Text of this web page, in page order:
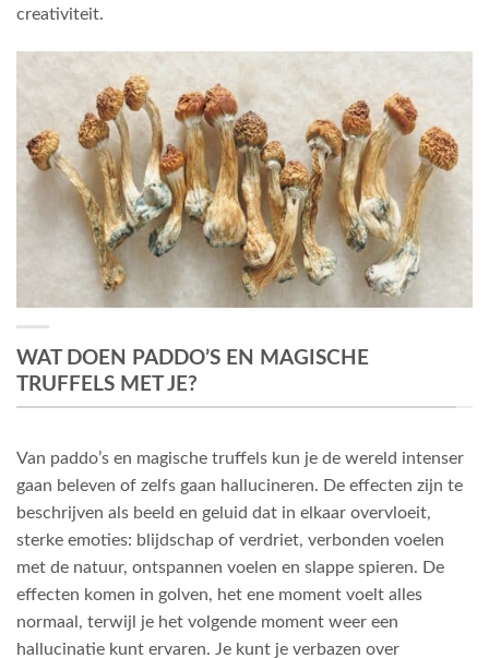
creativiteit.
WAT DOEN PADDO’S EN MAGISCHE
TRUFFELS MET JE?
Van paddo’s en magische truffels kun je de wereld intenser
gaan beleven of zelfs gaan hallucineren. De effecten zijn te
beschrijven als beeld en geluid dat in elkaar overvloeit,
sterke emoties: blijdschap of verdriet, verbonden voelen
met de natuur, ontspannen voelen en slappe spieren. De
effecten komen in golven, het ene moment voelt alles
normaal, terwijl je het volgende moment weer een
hallucinatie kunt ervaren. Je kunt je verbazen over